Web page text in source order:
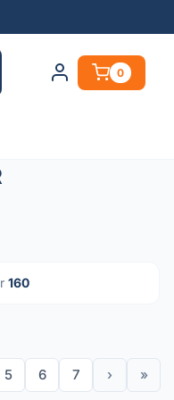
0
160
5 6 7 › »